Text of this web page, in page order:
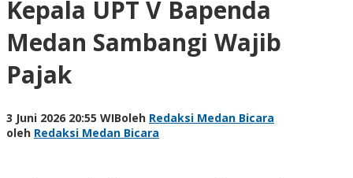
Kepala UPT V Bapenda
Medan Sambangi Wajib
Pajak
3 Juni 2026 20:55 WIBoleh Redaksi Medan Bicara
oleh Redaksi Medan Bicara